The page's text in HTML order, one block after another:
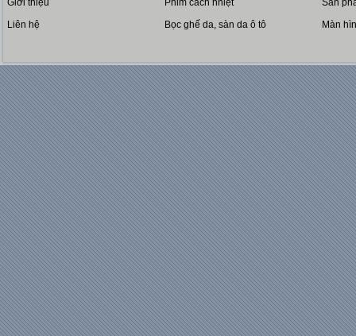
Giới thiệu
Liên hệ
Phim cách nhiệt
Bọc ghế da, sàn da ô tô
Sản
Màn